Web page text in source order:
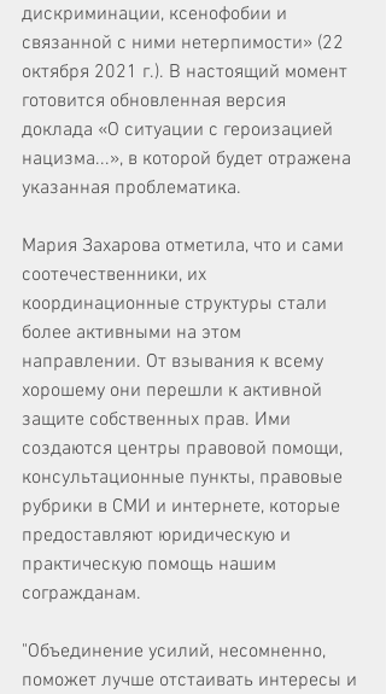
дискриминации, ксенофобии и
связанной с ними нетерпимости» (22
октября 2021 г.). В настоящий момент
готовится обновленная версия
доклада «О ситуации с героизацией
нацизма...», в которой будет отражена
указанная проблематика.
Мария Захарова отметила, что и сами
соотечественники, их
координационные структуры стали
более активными на этом
направлении. От взывания к всему
хорошему они перешли к активной
защите собственных прав. Ими
создаются центры правовой помощи,
консультационные пункты, правовые
рубрики в СМИ и интернете, которые
предоставляют юридическую и
практическую помощь нашим
согражданам.
"Объединение усилий, несомненно,
поможет лучше отстаивать интересы и